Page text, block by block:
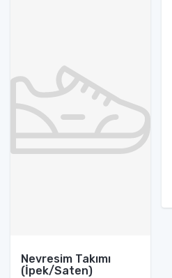
Nevresim Takımı
(İpek/Saten)